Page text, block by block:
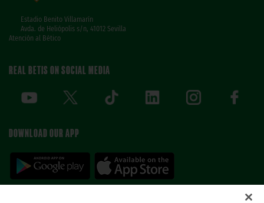
Estadio Benito Villamarín
Avda. de Heliópolis s/n, 41012 Sevilla
Atención al Bético
REAL BETIS ON SOCIAL MEDIA
DOWNLOAD OUR APP